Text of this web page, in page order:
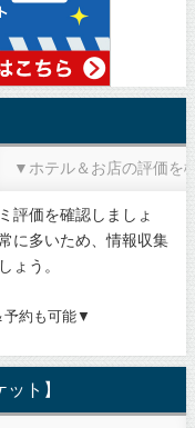
▼ホテル＆お店の評価を
評価を確認しましょ
に多いため、情報収集
ょう。
予約も可能▼
ト】